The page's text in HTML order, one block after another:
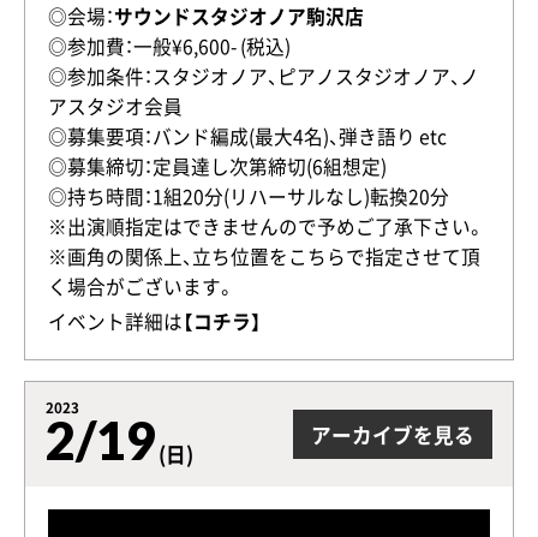
◎会場：サウンドスタジオノア駒沢店
◎参加費：一般¥6,600- (税込)
◎参加条件：スタジオノア、ピアノスタジオノア、ノ
アスタジオ会員
◎募集要項：バンド編成(最大4名)、弾き語り etc
◎募集締切：定員達し次第締切(6組想定)
◎持ち時間：1組20分(リハーサルなし)転換20分
※出演順指定はできませんので予めご了承下さい。
※画角の関係上、立ち位置をこちらで指定させて頂
く場合がございます。
イベント詳細は【コチラ】
2023
2/19(日)
アーカイブを見る